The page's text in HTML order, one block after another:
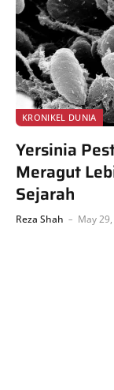
KRONIKEL DUNIA
Yersinia
Meragut
Sejarah
Reza Shah May